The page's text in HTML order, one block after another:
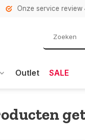
Onze service review 4,6/5
Outlet SALE